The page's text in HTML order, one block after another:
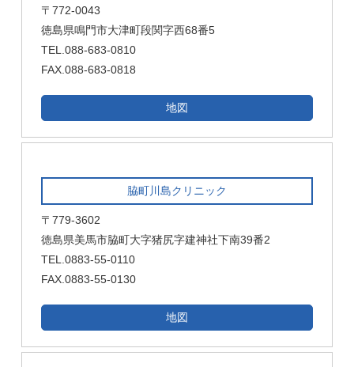
〒772-0043
徳島県鳴門市大津町段関字西68番5
TEL.088-683-0810
FAX.088-683-0818
地図
脇町川島クリニック
〒779-3602
徳島県美馬市脇町大字猪尻字建神社下南39番2
TEL.0883-55-0110
FAX.0883-55-0130
地図